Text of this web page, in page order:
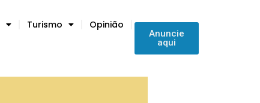
Turismo Opinião
Anuncie
aqui